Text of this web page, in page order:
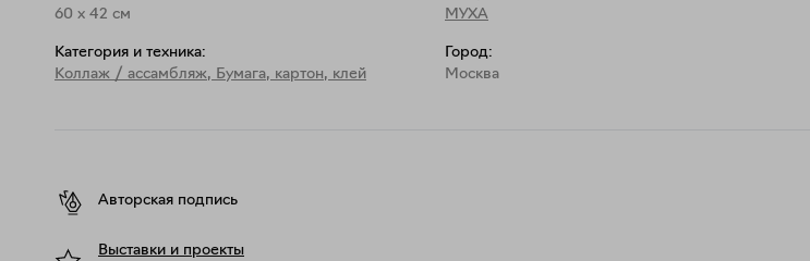
60 x 42 см
Категория и техника:
Коллаж / ассамбляж, Бумага, картон, клей
МУХА
Город:
Москва
Авторская подпись
Выставки и проекты